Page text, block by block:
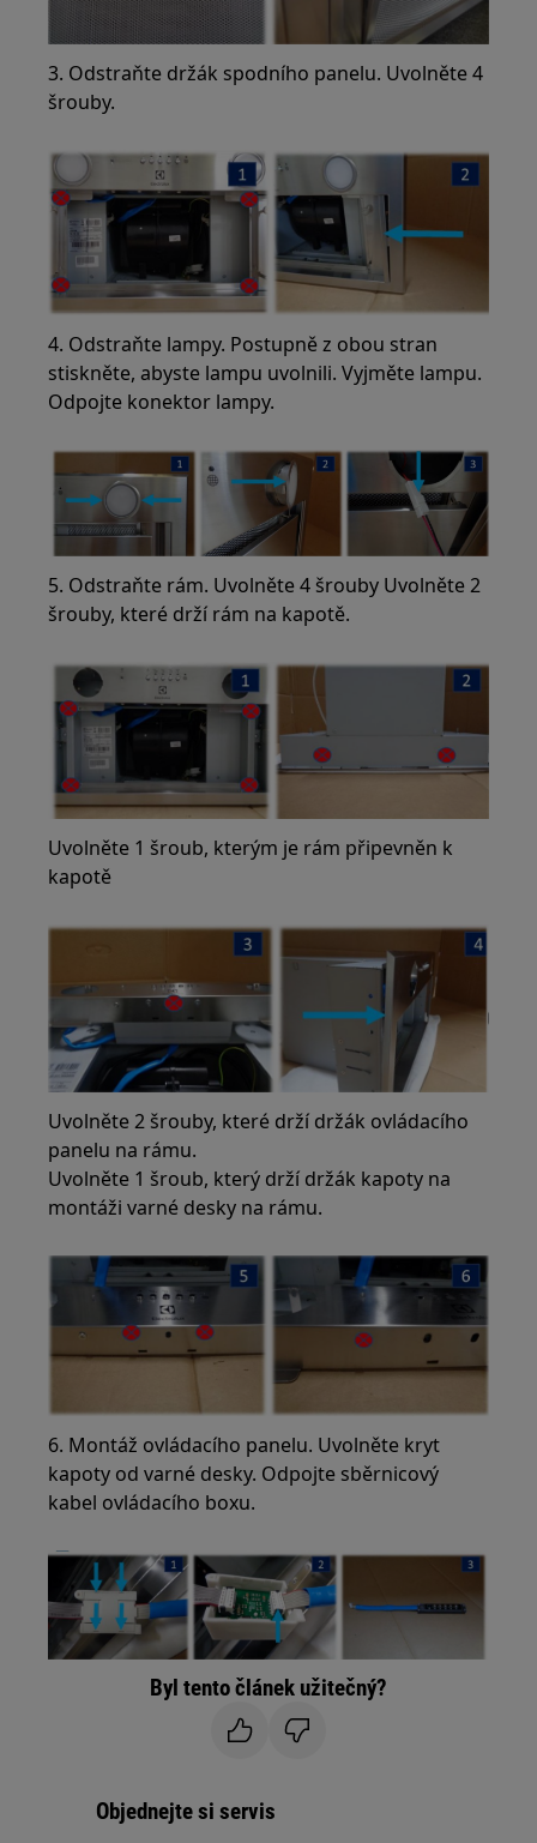
3. Odstraňte držák spodního panelu. Uvolněte 4
šrouby.
4. Odstraňte lampy. Postupně z obou stran
stiskněte, abyste lampu uvolnili. Vyjměte lampu.
Odpojte konektor lampy.
5. Odstraňte rám. Uvolněte 4 šrouby Uvolněte 2
šrouby, které drží rám na kapotě.
Uvolněte 1 šroub, kterým je rám připevněn k
kapotě
Uvolněte 2 šrouby, které drží držák ovládacího
panelu na rámu.
Uvolněte 1 šroub, který drží držák kapoty na
montáži varné desky na rámu.
6. Montáž ovládacího panelu. Uvolněte kryt
kapoty od varné desky. Odpojte sběrnicový
kabel ovládacího boxu.
Byl tento článek užitečný?
Objednejte si servis